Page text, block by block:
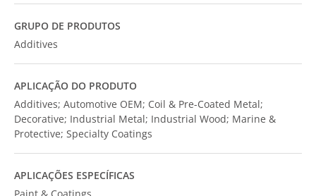
GRUPO DE PRODUTOS
Additives
APLICAÇÃO DO PRODUTO
Additives; Automotive OEM; Coil & Pre-Coated Metal;
Decorative; Industrial Metal; Industrial Wood; Marine &
Protective; Specialty Coatings
APLICAÇÕES ESPECÍFICAS